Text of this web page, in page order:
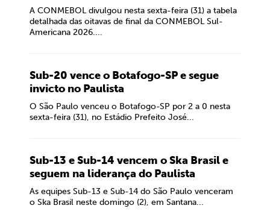
A CONMEBOL divulgou nesta sexta-feira (31) a tabela
detalhada das oitavas de final da CONMEBOL Sul-
Americana 2026....
Sub-20 vence o Botafogo-SP e segue
invicto no Paulista
O São Paulo venceu o Botafogo-SP por 2 a 0 nesta
sexta-feira (31), no Estádio Prefeito José...
Sub-13 e Sub-14 vencem o Ska Brasil e
seguem na liderança do Paulista
As equipes Sub-13 e Sub-14 do São Paulo venceram
o Ska Brasil neste domingo (2), em Santana...